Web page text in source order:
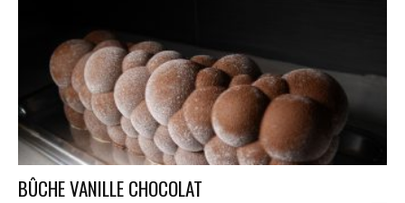
BÛCHE VANILLE CHOCOLAT